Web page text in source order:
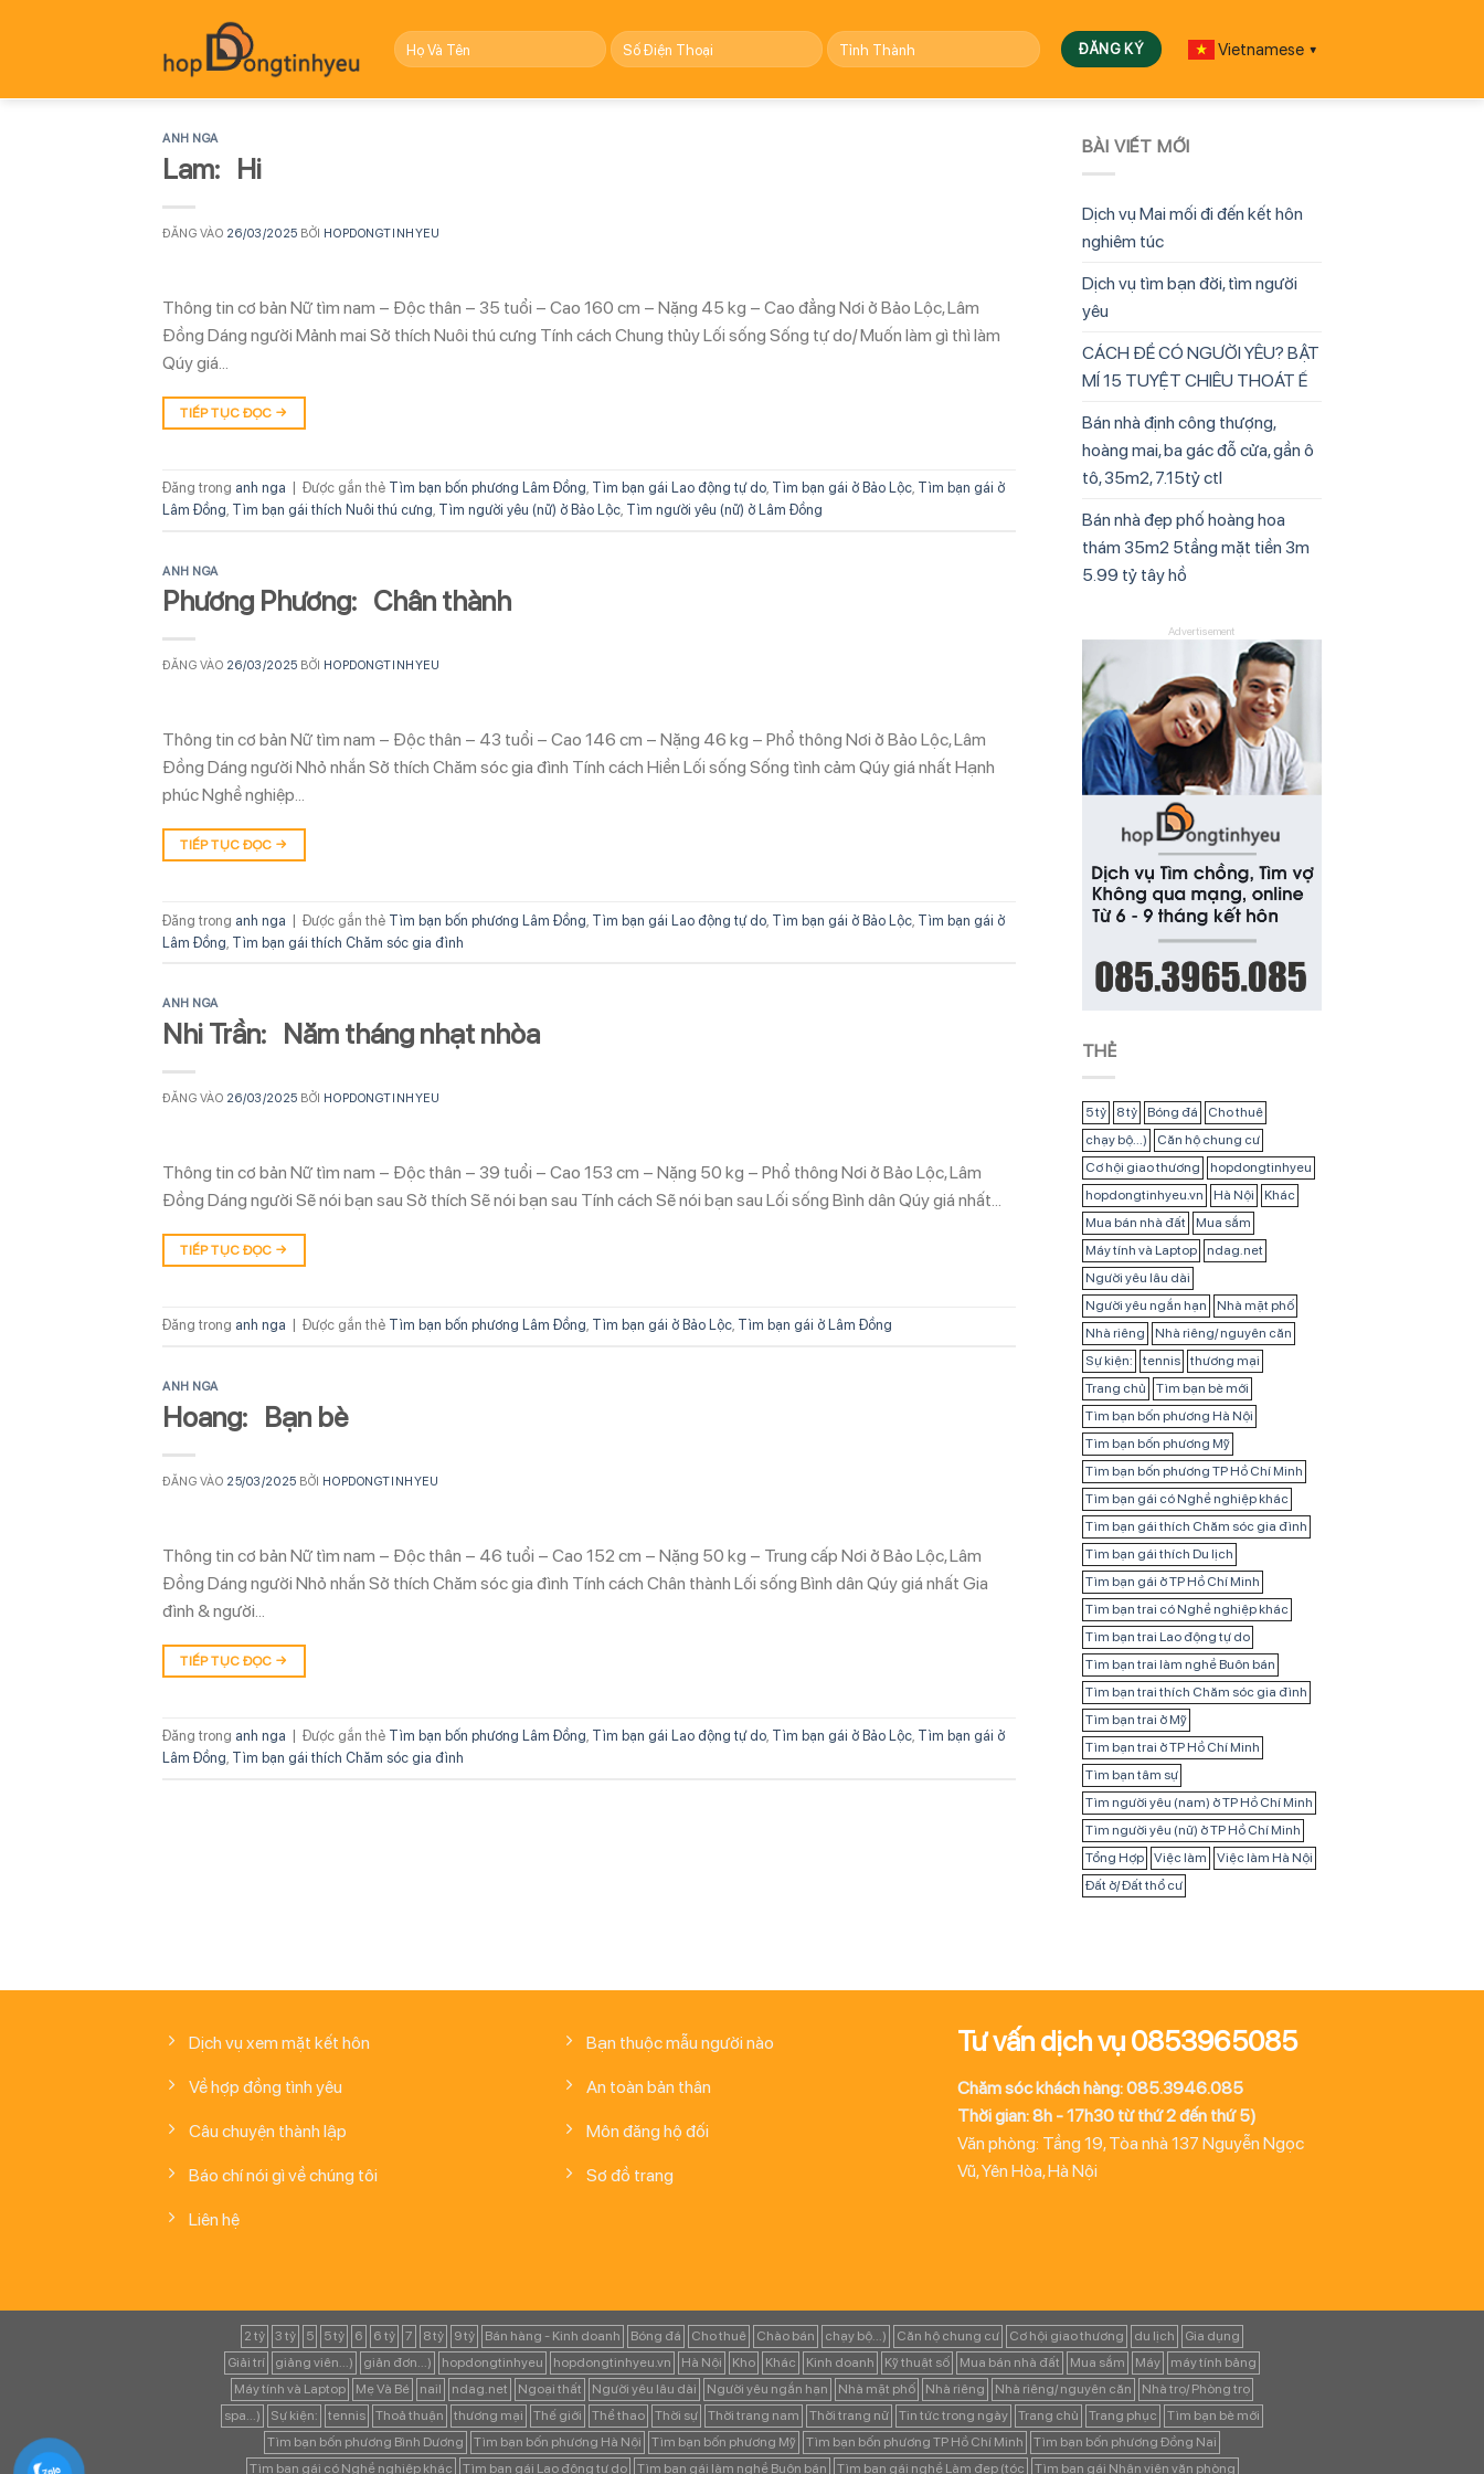
dung
Vietnamese ▼
ANH NGA
Lam: Hi
ĐĂNG VÀO 26/03/2025 BỞI HOPDONGTINHYEU
Thông tin cơ bản Nữ tìm nam – Độc thân – 35 tuổi – Cao 160 cm – Nặng 45 kg – Cao đẳng Nơi ở Bảo Lộc, Lâm
Đồng Dáng người Mảnh mai Sở thích Nuôi thú cưng Tính cách Chung thủy Lối sống Sống tự do/ Muốn làm gì thì làm
Qúy giá…
TIẾP TỤC ĐỌC →
Đăng trong anh nga Được gắn thẻ Tìm bạn bốn phương Lâm Đồng Tìm bạn gái Lao động tự do Tìm bạn gái ở Bảo Lộc Tìm bạn gái ở
Lâm Đồng Tìm bạn gái thích Nuôi thú cưng Tìm người yêu (nữ) ở Bảo Lộc Tìm người yêu (nữ) ở Lâm Đồng
ANH NGA
Phương Phương: Chân thành
ĐĂNG VÀO 26/03/2025 BỞI HOPDONGTINHYEU
Thông tin cơ bản Nữ tìm nam – Độc thân – 43 tuổi – Cao 146 cm – Nặng 46 kg – Phổ thông Nơi ở Bảo Lộc, Lâm
Đồng Dáng người Nhỏ nhắn Sở thích Chăm sóc gia đình Tính cách Hiền Lối sống Sống tình cảm Qúy giá nhất Hạnh
phúc Nghề nghiệp…
TIẾP TỤC ĐỌC →
Đăng trong anh nga | Được gắn thẻ Tìm bạn bốn phương Lâm Đồng Tìm bạn gái Lao động tự do Tìm bạn gái ở Bảo Lộc Tìm bạn gái ở
Lâm Đồng Tìm bạn gái thích Chăm sóc gia đình
ANH NGA
Nhi Trần: Năm tháng nhạt nhòa
ĐĂNG VÀO 26/03/2025 BỞI HOPDONGTINHYEU
Thông tin cơ bản Nữ tìm nam – Độc thân – 39 tuổi – Cao 153 cm – Nặng 50 kg – Phổ thông Nơi ở Bảo Lộc, Lâm
Đồng Dáng người Sẽ nói bạn sau Sở thích Sẽ nói bạn sau Tính cách Sẽ nói bạn sau Lối sống Bình dân Qúy giá nhất…
TIẾP TỤC ĐỌC →
Đăng trong anh nga Được gắn thẻ Tìm bạn bốn phương Lâm Đồng, Tìm bạn gái ở Bảo Lộc, Tìm bạn gái ở Lâm Đồng
ANH NGA
Hoang: Bạn bè
ĐĂNG VÀO 25/03/2025 BỞI HOPDONGTINHYEU
Thông tin cơ bản Nữ tìm nam – Độc thân – 46 tuổi – Cao 152 cm – Nặng 50 kg – Trung cấp Nơi ở Bảo Lộc, Lâm
Đồng Dáng người Nhỏ nhắn Sở thích Chăm sóc gia đình Tính cách Chân thành Lối sống Bình dân Qúy giá nhất Gia
đình & người…
TIẾP TỤC ĐỌC →
Đăng trong anh nga Được gắn thẻ Tìm bạn bốn phương Lâm Đồng Tìm bạn gái Lao động tự do Tìm bạn gái ở Bảo Lộc Tìm bạn gái ở
Lâm Đồng Tìm bạn gái thích Chăm sóc gia đình
BÀI VIẾT MỚI
Dịch vụ Mai mối đi đến kết hôn
nghiêm túc
Dịch vụ tìm bạn đời, tìm người
yêu
CÁCH ĐỂ CÓ NGƯỜI YÊU? BẬT
MÍ 15 TUYỆT CHIÊU THOÁT Ế
Bán nhà định công thượng,
hoàng mai, ba gác đỗ cửa, gần ô
tô, 35m2, 7.15tỷ ctl
Bán nhà đẹp phố hoàng hoa
thám 35m2 5tầng mặt tiền 3m
5.99 tỷ tây hồ
Advertisement
THẺ
5 tỷ 8 tỷ Bóng đá
Cho thuê
chạy bộ...)
Căn hộ chung cư
Cơ hội giao thương
hopdongtinhyeu
hopdongtinhyeu.vn
Hà Nội
Khác
Mua bán nhà đất
Mua sắm
Máy tính và Laptop
ndag.net
Người yêu lâu dài
Người yêu ngắn hạn
Nhà mặt phố
Nhà riêng
Nhà riêng/ nguyên căn
Sự kiện:
tennis
thương mại
Trang chủ
Tìm bạn bè mới
Tìm bạn bốn phương Hà Nội
Tìm bạn bốn phương Mỹ
Tìm bạn bốn phương TP Hồ Chí Minh
Tìm bạn gái có Nghề nghiệp khác
Tìm bạn gái thích Chăm sóc gia đình
Tìm bạn gái thích Du lịch
Tìm bạn gái ở TP Hồ Chí Minh
Tìm bạn trai có Nghề nghiệp khác
Tìm bạn trai Lao động tự do
Tìm bạn trai làm nghề Buôn bán
Tìm bạn trai thích Chăm sóc gia đình
Tìm bạn trai ở Mỹ
Tìm bạn trai ở TP Hồ Chí Minh
Tìm bạn tâm sự
Tìm người yêu (nam) ở TP Hồ Chí Minh
Tìm người yêu (nữ) ở TP Hồ Chí Minh
Tổng Hợp
Việc làm
Việc làm Hà Nội
Đất ở/ Đất thổ cư
Dịch vụ xem mặt kết hôn
Về hợp đồng tình yêu
Câu chuyện thành lập
Báo chí nói gì về chúng tôi
Liên hệ
Bạn thuộc mẫu người nào
An toàn bản thân
Môn đăng hộ đối
Sơ đồ trang
Tư vấn dịch vụ 0853965085
Chăm sóc khách hàng: 085.3946.085
Thời gian: 8h - 17h30 từ thứ 2 đến thứ 5)
Văn phòng: Tầng 19, Tòa nhà 137 Nguyễn Ngọc
Vũ, Yên Hòa, Hà Nội
2 tỷ 3 tỷ 5 5 tỷ 6 6 tỷ 7 8 tỷ 9 tỷ Bán hàng - Kinh doanh Bóng đá Cho thuê Chào bán chạy bộ...) Căn hộ chung cư Cơ hội giao thương du lịch
Gia dụng
Giải trí
giảng viên...) giản đơn...) hopdongtinhyeu hopdongtinhyeu.vn Hà Nội Kho Khác Kinh doanh Kỹ thuật số Mua bán nhà đất Mua sắm Máy
máy tính bảng
Máy tính và Laptop
Mẹ Và Bé nail ndag.net Ngoại thất Người yêu lâu dài Người yêu ngắn hạn Nhà mặt phố Nhà riêng Nhà riêng/ nguyên căn
Nhà trọ/ Phòng trọ
spa...)
Sự kiện: tennis Thoả thuận thương mại Thế giới Thể thao Thời sự Thời trang nam Thời trang nữ Tin tức trong ngày Trang chủ Trang phục
Tìm bạn bè mới
Tìm bạn bốn phương Bình Dương
Tìm bạn bốn phương Hà Nội Tìm bạn bốn phương Mỹ Tìm bạn bốn phương TP Hồ Chí Minh
Tìm bạn bốn phương Đồng Nai
Tìm bạn gái có Nghề nghiệp khác
Tìm bạn gái Lao động tự do Tìm bạn gái làm nghề Buôn bán Tìm bạn gái nghề Làm đẹp (tóc Tìm bạn gái Nhân viên văn phòng